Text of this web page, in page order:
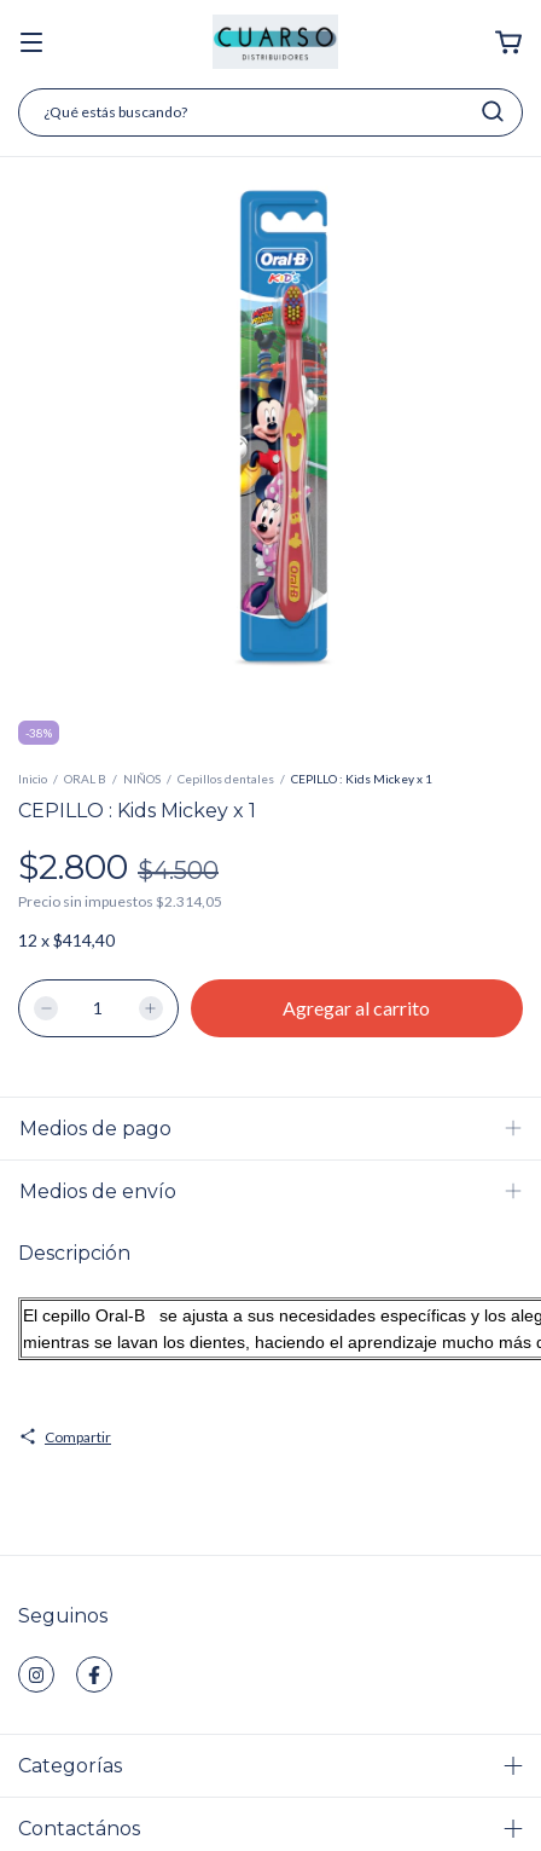
-38%
Inicio / ORAL B / NIÑOS / Cepillos dentales / CEPILLO : Kids Mickey x 1
CEPILLO : Kids Mickey x 1
$2.800 $4.500
Precio sin impuestos $2.314,05
12 x$414,40
Medios de pago
Medios de envío
Descripción
El cepillo Oral-B se ajusta a sus necesidades específicas y los
mientras se lavan los dientes, haciendo el aprendizaje mucho más
Compartir
Seguinos
Categorías
Contactános